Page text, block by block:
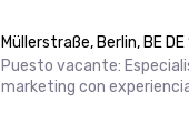
Müllerstraße, Berlin, BE DE
Puesto vacante:
marketing con